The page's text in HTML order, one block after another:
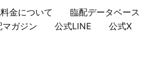
金について 臨配データベース
マガジン 公式LINE 公式X